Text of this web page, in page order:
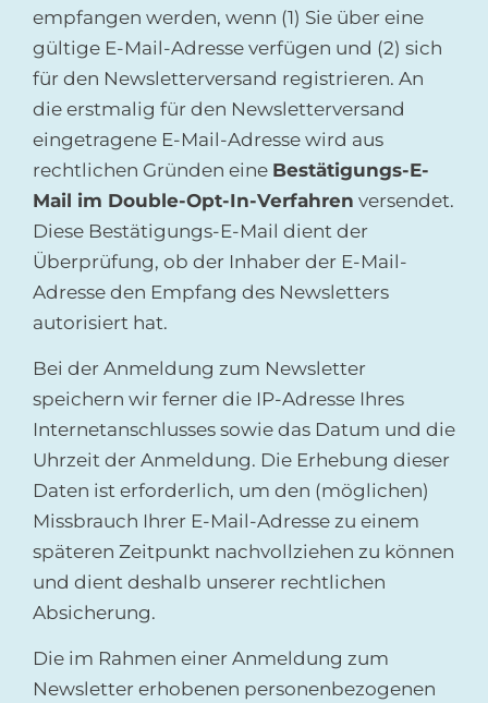
empfangen werden, wenn (1) Sie über eine
gültige E-Mail-Adresse verfügen und (2) sich
für den Newsletterversand registrieren. An
die erstmalig für den Newsletterversand
eingetragene E-Mail-Adresse wird aus
rechtlichen Gründen eine Bestätigungs-E-
Mail im Double-Opt-In-Verfahren versendet.
Diese Bestätigungs-E-Mail dient der
Überprüfung, ob der Inhaber der E-Mail-
Adresse den Empfang des Newsletters
autorisiert hat.
Bei der Anmeldung zum Newsletter
speichern wir ferner die IP-Adresse Ihres
Internetanschlusses sowie das Datum und die
Uhrzeit der Anmeldung. Die Erhebung dieser
Daten ist erforderlich, um den (möglichen)
Missbrauch Ihrer E-Mail-Adresse zu einem
späteren Zeitpunkt nachvollziehen zu können
und dient deshalb unserer rechtlichen
Absicherung.
Die im Rahmen einer Anmeldung zum
Newsletter erhobenen personenbezogenen
Abonnieren Sie den
MFA-Newsletter!